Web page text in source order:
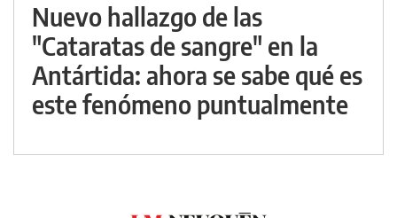
Nuevo hallazgo de las
"Cataratas de sangre" en la
Antártida: ahora se sabe qué es
este fenómeno puntualmente